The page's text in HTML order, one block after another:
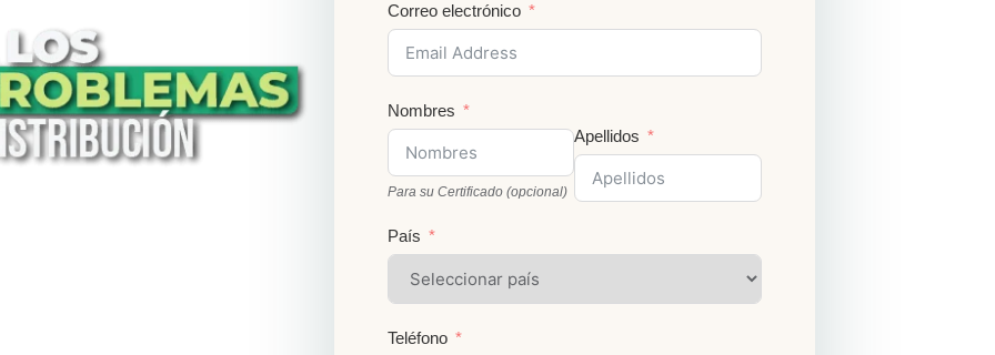
Correo electrónico
Nombres
Para su Certificado (opcional)
Apellidos
País
Teléfono